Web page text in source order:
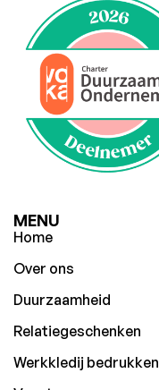
MENU
Home
Over ons
Duurzaamheid
Relatiegeschenken
Werkkledij bedrukken